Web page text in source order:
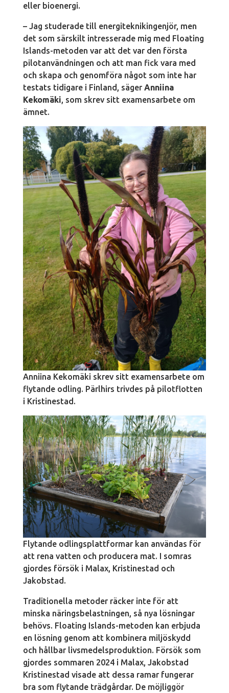
eller bioenergi.
– Jag studerade till energiteknikingenjör, men
det som särskilt intresserade mig med Floating
Islands-metoden var att det var den första
pilotanvändningen och att man fick vara med
och skapa och genomföra något som inte har
testats tidigare i Finland, säger Anniina
Kekomäki, som skrev sitt examensarbete om
ämnet.
Anniina Kekomäki skrev sitt examensarbete om
flytande odling. Pärlhirs trivdes på pilotflotten
i Kristinestad.
Flytande odlingsplattformar kan användas för
att rena vatten och producera mat. I somras
gjordes försök i Malax, Kristinestad och
Jakobstad.
Traditionella metoder räcker inte för att
minska näringsbelastningen, så nya lösningar
behövs. Floating Islands-metoden kan erbjuda
en lösning genom att kombinera miljöskydd
och hållbar livsmedelsproduktion. Försök som
gjordes sommaren 2024 i Malax, Jakobstad
Kristinestad visade att dessa ramar fungerar
bra som flytande trädgårdar. De möjliggör